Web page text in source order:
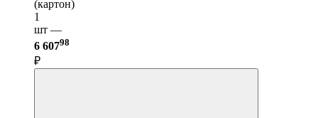
(картон)
1
шт —
6 60798
₽